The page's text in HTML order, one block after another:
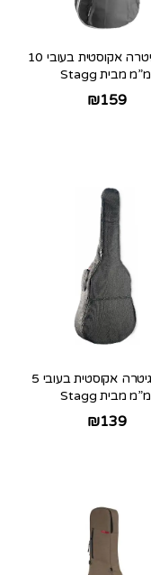
תיק לגיטרה אקוסטית בעובי 10
מ”מ מבית Stagg
₪159
תיק לגיטרה אקוסטית בעובי 5
מ”מ מבית Stagg
₪139